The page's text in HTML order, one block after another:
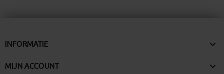
INFORMATIE 
MIJN ACCOUNT 